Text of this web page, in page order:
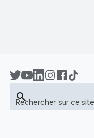
Rechercher sur ce site
search